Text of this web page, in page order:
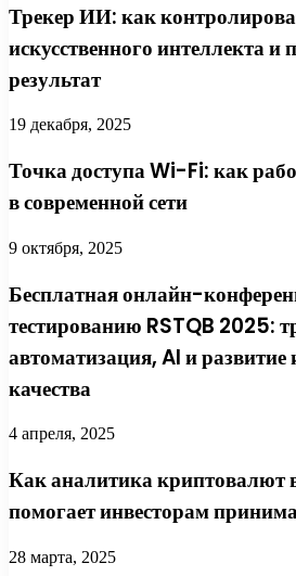
Трекер ИИ: как
искусственного интеллекта
результат
19 декабря, 2025
Точка доступа Wi-Fi: как
в современной сети
9 октября, 2025
Бесплатная онлайн-
тестированию RSTQB 2025:
автоматизация, AI и
качества
4 апреля, 2025
Как аналитика
помогает инвесторам
28 марта, 2025